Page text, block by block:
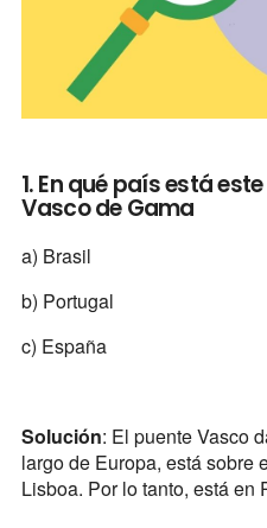
1. En qué país está
Vasco de Gama
a) Brasil
b) Portugal
c) España
Solución: El puente Vasco
largo de Europa, está sobre
Lisboa. Por lo tanto, está en